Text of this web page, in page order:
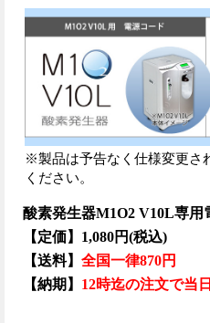
※製品は予告なく仕様変更さ
ください。
酸素発生器M1O2 V10L専用
【定価】1,080円(税込)
【送料】 全国一律870円
【納期】 12時迄の注文で当